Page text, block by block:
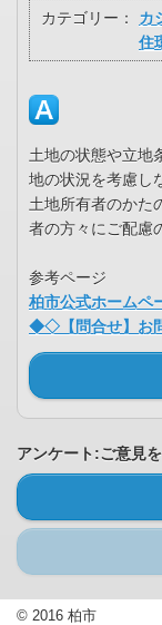
カテゴリー：
カ
住
土地の状態や立地
地の状況を考慮し
土地所有者のかた
者の方々にご配慮
参考ページ
柏市公式ホームペ
◆◇【問合せ】お
アンケート:ご意見
© 2016 柏市